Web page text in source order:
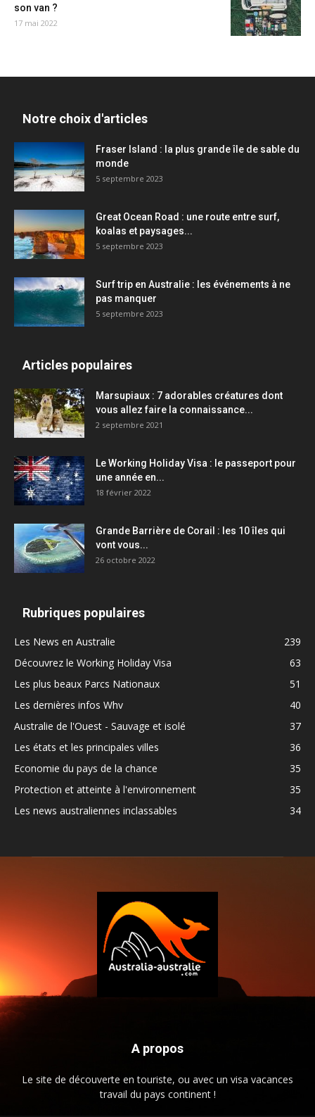
son van ?
17 mai 2022
Notre choix d'articles
Fraser Island : la plus grande île de sable du
monde
5 septembre 2023
Great Ocean Road : une route entre surf,
koalas et paysages...
5 septembre 2023
Surf trip en Australie : les événements à ne
pas manquer
5 septembre 2023
Articles populaires
Marsupiaux : 7 adorables créatures dont
vous allez faire la connaissance...
2 septembre 2021
Le Working Holiday Visa : le passeport pour
une année en...
18 février 2022
Grande Barrière de Corail : les 10 îles qui
vont vous...
26 octobre 2022
Rubriques populaires
Les News en Australie
239
Découvrez le Working Holiday Visa
63
Les plus beaux Parcs Nationaux
51
Les dernières infos Whv
40
Australie de l'Ouest - Sauvage et isolé
37
Les états et les principales villes
36
Economie du pays de la chance
35
Protection et atteinte à l'environnement
35
Les news australiennes inclassables
34
A propos
Le site de découverte en touriste, ou avec un visa vacances
travail du pays continent !